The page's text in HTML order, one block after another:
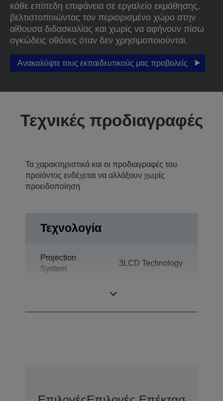
κάθε επίπεδη επιφάνεια σε εργαλείο εκμάθησης,
βελτιστοποιώντας τον περιορισμένο χώρο στην
αίθουσα διδασκαλίας και χωρίς να αφήνουν πίσω
ογκώδεις οθόνες όταν δεν χρησιμοποιούνται.
Ανακαλύψτε τους εκπαιδευτικούς μας προβολείς
Τεχνικές προδιαγραφές
Τα χαρακτηριστικά και οι προδιαγραφές του
προϊόντος ενδέχεται να αλλάξουν χωρίς
προειδοποίηση
Τεχνολογία
Projection
System
3LCD Technology